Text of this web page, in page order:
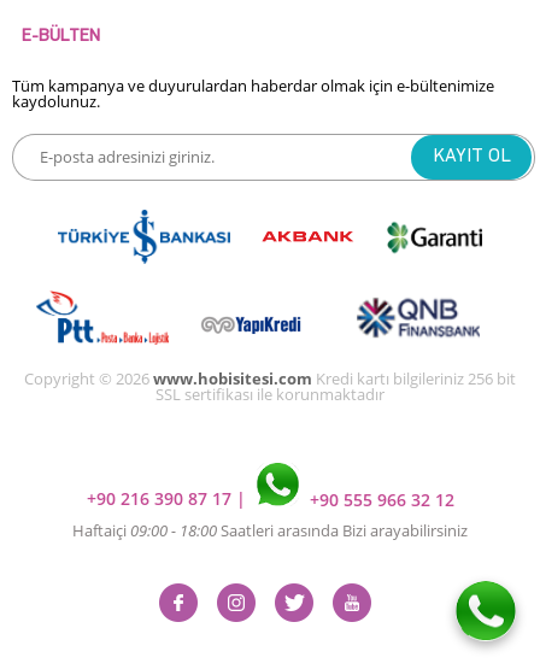
E-BÜLTEN
Tüm kampanya ve duyurulardan haberdar olmak için e-bültenimize
kaydolunuz.
Copyright © 2026www.hobisitesi.com Kredi kartı bilgileriniz 256 bit
SSL sertifikası ile korunmaktadır
+90 216 390 87 17 | +90 555 966 32 12
Haftaiçi 09:00 - 18:00 Saatleri arasında Bizi arayabilirsiniz